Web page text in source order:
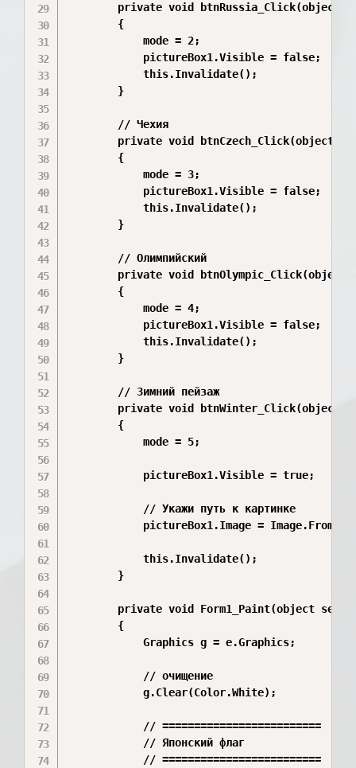
private void btnRussia_Click(object
        {
            mode = 2;
            pictureBox1.Visible = false;
            this.Invalidate();
        }
        // Чехия
private void btnCzech_Click(object
        {
            mode = 3;
            pictureBox1.Visible = false;
            this.Invalidate();
        }
        // Олимпийский
private void btnOlympic_Click(object
        {
            mode = 4;
            pictureBox1.Visible = false;
            this.Invalidate();
        }
        // Зимний пейзаж
private void btnWinter_Click(object
        {
            mode = 5;
            pictureBox1.Visible = true;
            // Укажи путь к картинке
pictureBox1.Image =
            this.Invalidate();
        }
private void Form1_Paint(object
        {
            Graphics g = e.Graphics;
            // очищение
            g.Clear(Color.White);
            // =========================
            // Японский флаг
            // =========================